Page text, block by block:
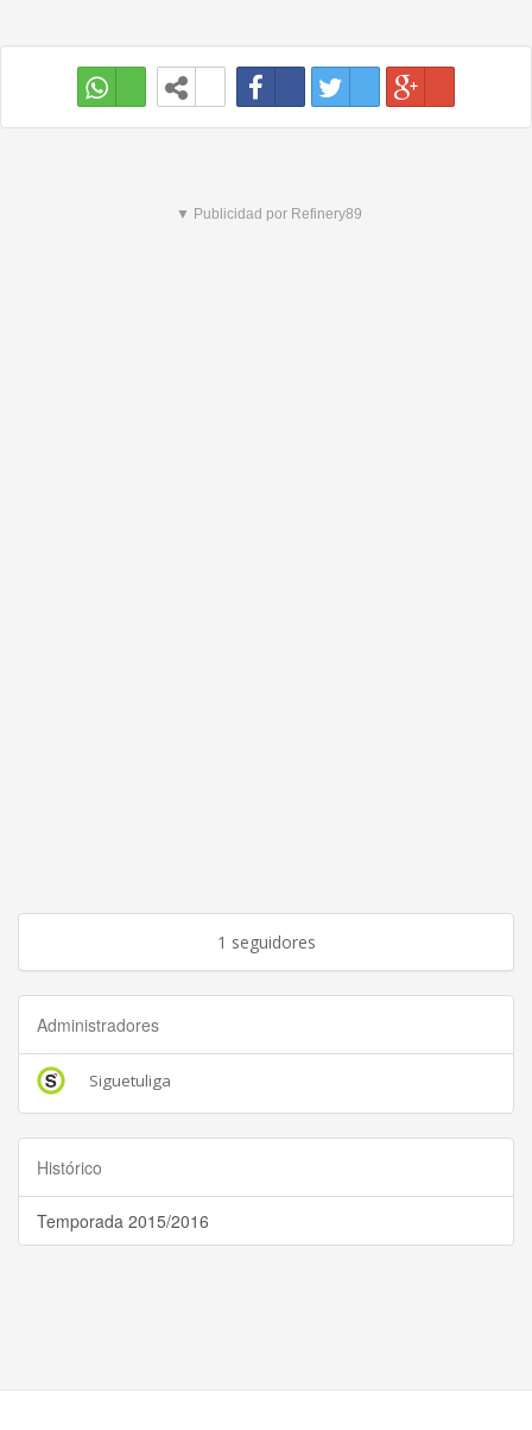
▼ Publicidad por Refinery89
1 seguidores
Administradores
Siguetuliga
Histórico
Temporada 2015/2016